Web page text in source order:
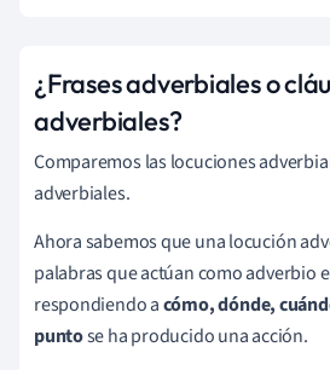
¿Frases adverbiales o
adverbiales?
Comparemos las locuciones
adverbiales.
Ahora sabemos que una locución
palabras que actúan como adverbio
respondiendo acómo, dónde,
puntose ha producido una acción.